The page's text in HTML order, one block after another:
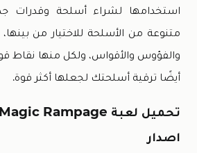
استخدامها لشراء أسلحة وقدرات
متنوعة من الأسلحة للاختيار من
والفؤوس والأقواس، ولكل منها نقاط
أيضًا ترقية أسلحتك لجعلها أكثر قوة.
اصدار